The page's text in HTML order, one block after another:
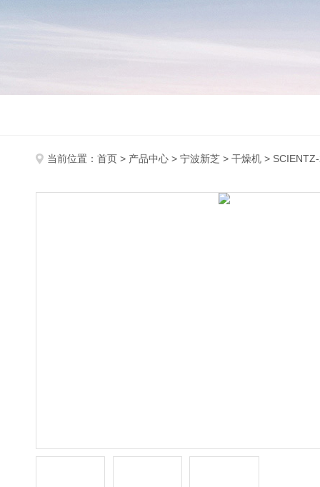
当前位置： 首页 > 产品中心 > 宁波新芝 > 干燥机 >